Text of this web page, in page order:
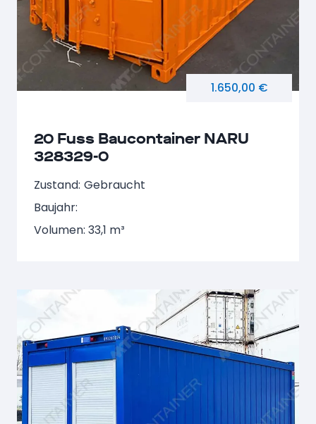
20 Fuss Baucontainer NARU
328329-0
1.650,00 €
Zustand: Gebraucht
Baujahr:
Volumen: 33,1 m³